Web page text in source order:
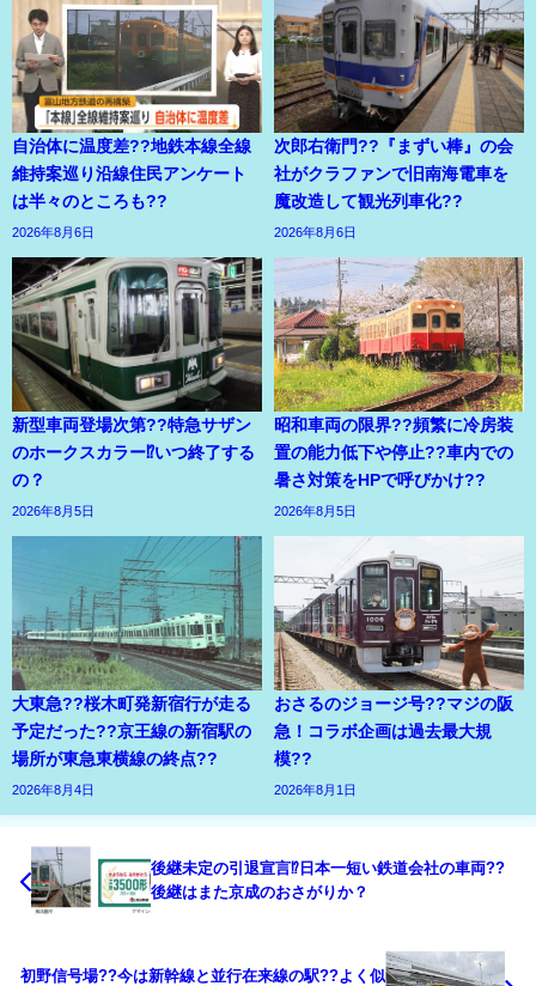
自治体に温度差??地鉄本線全線
維持案巡り沿線住民アンケート
は半々のところも??
2026年8月6日
次郎右衛門??『まずい棒』の会
社がクラファンで旧南海電車を
魔改造して観光列車化??
2026年8月6日
新型車両登場次第??特急サザン
のホークスカラー⁉いつ終了する
の？
2026年8月5日
昭和車両の限界??頻繁に冷房装
置の能力低下や停止??車内での
暑さ対策をHPで呼びかけ??
2026年8月5日
大東急??桜木町発新宿行が走る
予定だった??京王線の新宿駅の
場所が東急東横線の終点??
2026年8月4日
おさるのジョージ号??マジの阪
急！コラボ企画は過去最大規
模??
2026年8月1日
後継未定の引退宣言⁉日本一短い鉄道会社の車両??
後継はまた京成のおさがりか？
初野信号場??今は新幹線と並行在来線の駅??よく似